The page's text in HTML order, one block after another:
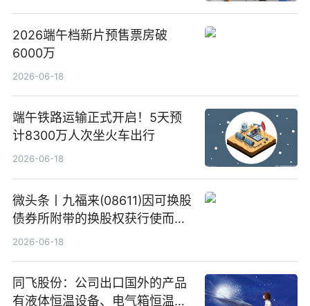
2026端午档新片预售票房破
6000万
2026-06-18
端午铁路运输正式开启！5天预
计8300万人次坐火车出行
2026-06-18
微头条丨九福来(08611)因可换股
债券所附带的换股权获行使而发
行5200万股
2026-06-18
同飞股份：公司出口国外的产品
有液体恒温设备、电气箱恒温装